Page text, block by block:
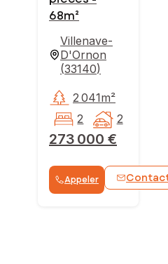
68m²
Villenave-
D'Ornon
(33140)
273 000 €
2 041m²
2
2
Appeler